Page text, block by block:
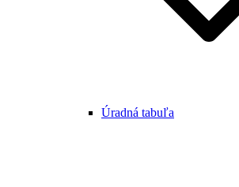
Úradná tabuľa